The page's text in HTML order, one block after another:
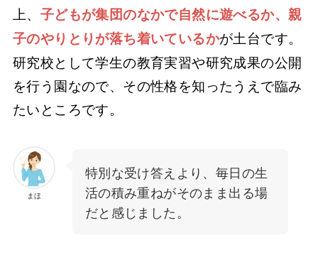
上、 子どもが集団のなかで自然に遊べるか、親
子のやりとりが落ち着いているかが土台です。
研究校として学生の教育実習や研究成果の公開
を行う園なので、その性格を知ったうえで臨み
たいところです。
まほ
特別な受け答えより、毎日の生
活の積み重ねがそのまま出る場
だと感じました。